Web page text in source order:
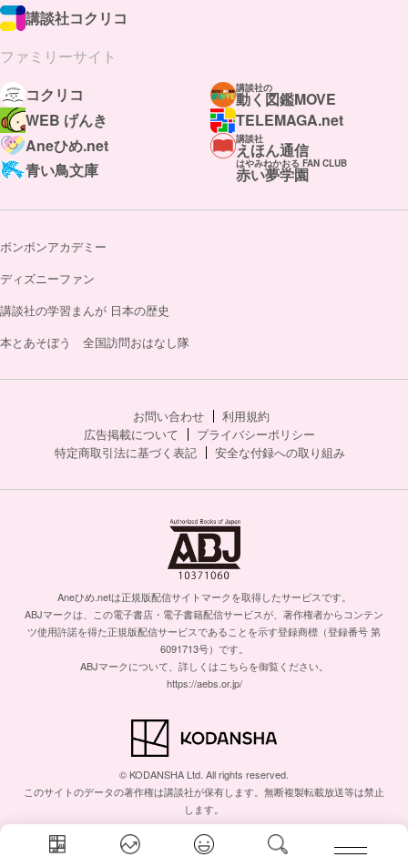
講談社コクリコ
ファミリーサイト
コクリコ
講談社の
動く図鑑MOVE
WEB げんき
TELEMAGA.net
Aneひめ.net
講談社
えほん通信
青い鳥文庫
はやみねかおる FAN CLUB
赤い夢学園
ボンボンアカデミー
ディズニーファン
講談社の学習まんが 日本の歴史
本とあそぼう 全国訪問おはなし隊
お問い合わせ
利用規約
広告掲載について
プライバシーポリシー
特定商取引法に基づく表記
安全な付録への取り組み
Aneひめ.netは正規版配信サイトマークを取得したサービスです。
ABJマークは、この電子書店・電子書籍配信サービスが、著作権者からコンテン
ツ使用許諾を得た正規版配信サービスであることを示す登録商標（登録番号 第
6091713号）です。
ABJマークについて、詳しくはこちらを御覧ください。
https://aebs.or.jp/
© KODANSHA Ltd. All rights reserved.
このサイトのデータの著作権は講談社が保有します。無断複製転載放送等は禁止
します。